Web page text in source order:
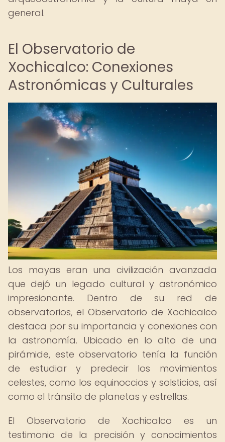
general.
El Observatorio de
Xochicalco: Conexiones
Astronómicas y Culturales
Los mayas eran una civilización avanzada
que dejó un legado cultural y astronómico
impresionante. Dentro de su red de
observatorios, el Observatorio de Xochicalco
destaca por su importancia y conexiones con
la astronomía. Ubicado en lo alto de una
pirámide, este observatorio tenía la función
de estudiar y predecir los movimientos
celestes, como los equinoccios y solsticios, así
como el tránsito de planetas y estrellas.
El Observatorio de Xochicalco es un
testimonio de la precisión y conocimientos